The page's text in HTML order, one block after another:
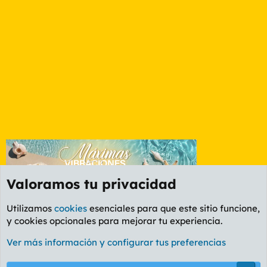
Foro General
Cookies
PL OLDSTYLE AMARILLO
Valoramos tu privacidad
Utilizamos cookies esenciales para que este sitio funcione,
y cookies opcionales para mejorar tu experiencia.
Ver más información y configurar tus preferencias